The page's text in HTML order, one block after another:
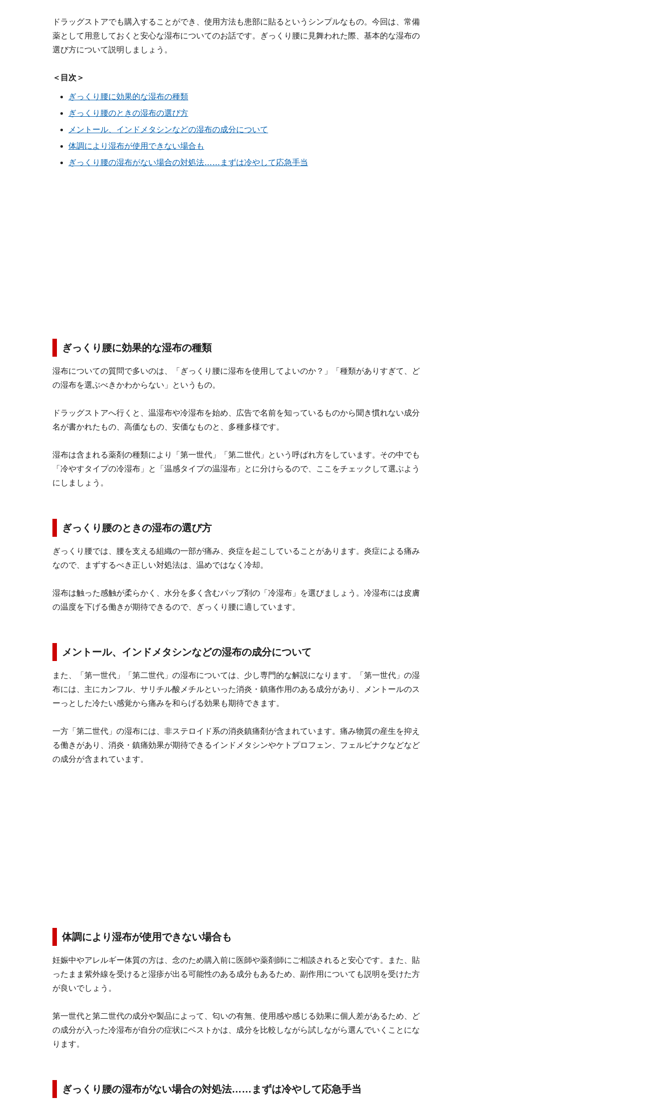
ドラッグストアでも購入することができ、使用方法も患部に貼るというシンプルなもの。今回は、常備
薬として用意しておくと安心な湿布についてのお話です。ぎっくり腰に見舞われた際、基本的な湿布の
選び方について説明しましょう。
＜目次＞
ぎっくり腰に効果的な湿布の種類
ぎっくり腰のときの湿布の選び方
メントール、インドメタシンなどの湿布の成分について
体調により湿布が使用できない場合も
ぎっくり腰の湿布がない場合の対処法……まずは冷やして応急手当
ぎっくり腰に効果的な湿布の種類
湿布についての質問で多いのは、「ぎっくり腰に湿布を使用してよいのか？」「種類がありすぎて、ど
の湿布を選ぶべきかわからない」というもの。
ドラッグストアへ行くと、温湿布や冷湿布を始め、広告で名前を知っているものから聞き慣れない成分
名が書かれたもの、高価なもの、安価なものと、多種多様です。
湿布は含まれる薬剤の種類により「第一世代」「第二世代」という呼ばれ方をしています。その中でも
「冷やすタイプの冷湿布」と「温感タイプの温湿布」とに分けらるので、ここをチェックして選ぶよう
にしましょう。
ぎっくり腰のときの湿布の選び方
ぎっくり腰では、腰を支える組織の一部が痛み、炎症を起こしていることがあります。炎症による痛み
なので、まずするべき正しい対処法は、温めではなく冷却。
湿布は触った感触が柔らかく、水分を多く含むパップ剤の「冷湿布」を選びましょう。冷湿布には皮膚
の温度を下げる働きが期待できるので、ぎっくり腰に適しています。
メントール、インドメタシンなどの湿布の成分について
また、「第一世代」「第二世代」の湿布については、少し専門的な解説になります。「第一世代」の湿
布には、主にカンフル、サリチル酸メチルといった消炎・鎮痛作用のある成分があり、メントールのス
ーっとした冷たい感覚から痛みを和らげる効果も期待できます。
一方「第二世代」の湿布には、非ステロイド系の消炎鎮痛剤が含まれています。痛み物質の産生を抑え
る働きがあり、消炎・鎮痛効果が期待できるインドメタシンやケトプロフェン、フェルビナクなどなど
の成分が含まれています。
体調により湿布が使用できない場合も
妊娠中やアレルギー体質の方は、念のため購入前に医師や薬剤師にご相談されると安心です。また、貼
ったまま紫外線を受けると湿疹が出る可能性のある成分もあるため、副作用についても説明を受けた方
が良いでしょう。
第一世代と第二世代の成分や製品によって、匂いの有無、使用感や感じる効果に個人差があるため、ど
の成分が入った冷湿布が自分の症状にベストかは、成分を比較しながら試しながら選んでいくことにな
ります。
ぎっくり腰の湿布がない場合の対処法……まずは冷やして応急手当